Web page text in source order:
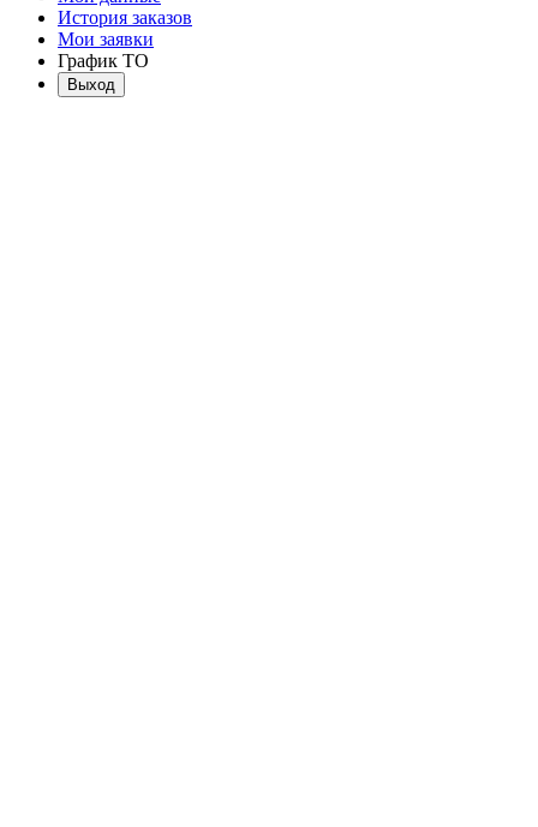
История заказов
Мои заявки
График ТО
Выход